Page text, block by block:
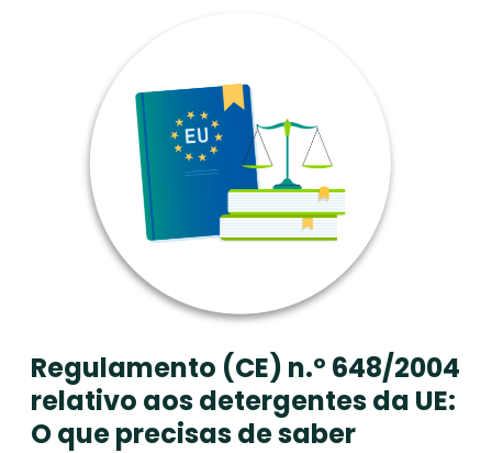
Regulamento (CE) n.º 648/2004
relativo aos detergentes da UE:
O que precisas de saber